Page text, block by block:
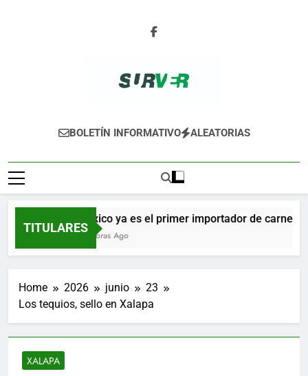
SURVER
BOLETÍN INFORMATIVO ALEATORIAS
TITULARES
México ya es el primer importador de carne de
10 Horas Ago
Home 2026 junio
23
Los tequios, sello en Xalapa
XALAPA